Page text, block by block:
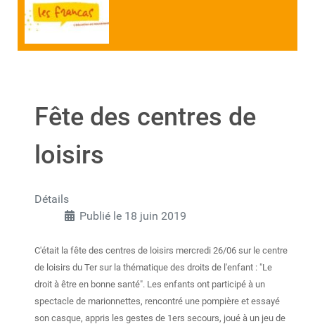
Fête des centres de
loisirs
Détails
Publié le 18 juin 2019
C'était la fête des centres de loisirs mercredi 26/06 sur le centre
de loisirs du Ter sur la thématique des droits de l'enfant : "Le
droit à être en bonne santé". Les enfants ont participé à un
spectacle de marionnettes, rencontré une pompière et essayé
son casque, appris les gestes de 1ers secours, joué à un jeu de